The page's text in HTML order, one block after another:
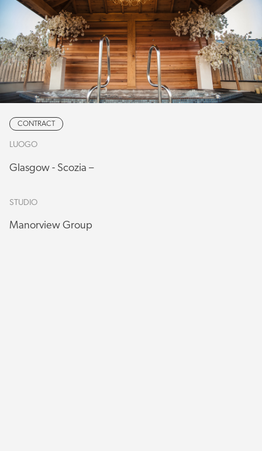
CONTRACT
LUOGO
Glasgow - Scozia –
STUDIO
Manorview Group